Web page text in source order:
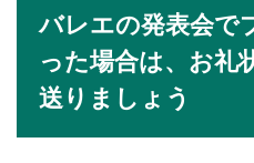
結婚式の招
ともに湧き
バレエの発表会で
った場合は、お礼
送りましょう